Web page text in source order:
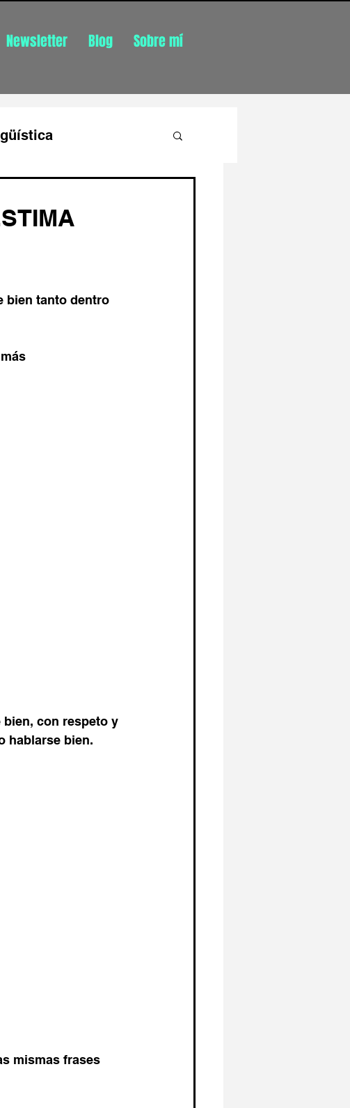
Newsletter Blog Sobre mí
bien tanto dentro
con respeto y
hablarse bien.
mismas frases